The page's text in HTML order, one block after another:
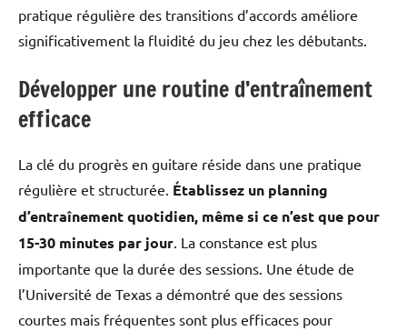
pratique régulière des transitions d’accords améliore
significativement la fluidité du jeu chez les débutants.
Développer une routine d’entraînement
efficace
La clé du progrès en guitare réside dans une pratique
régulière et structurée. Établissez un planning
d’entraînement quotidien, même si ce n’est que pour
15-30 minutes par jour. La constance est plus
importante que la durée des sessions. Une étude de
l’Université de Texas a démontré que des sessions
courtes mais fréquentes sont plus efficaces pour